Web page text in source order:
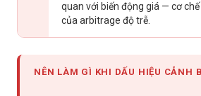
quan với biến động giá — cơ
của arbitrage độ trễ.
NÊN LÀM GÌ KHI DẤU HIỆU CẢNH